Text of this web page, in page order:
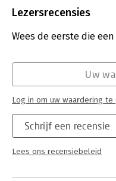
Uitgever:
Verschijningsdatum:
13-
Lezersrecensies
Wees de eerste die
Schrijf een recensie
Lees ons recensiebeleid
Uw
Log in om uw waardering te